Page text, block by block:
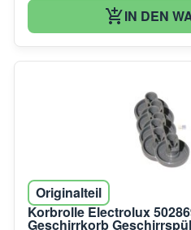
IN DEN
Originalteil
Korbrolle Electrolux
Geschirrkorb